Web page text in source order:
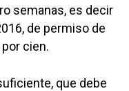
semanas, es decir
de permiso de
cien.
que debe